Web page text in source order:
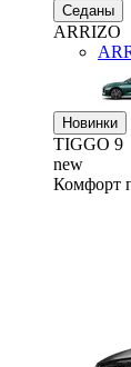
Седаны
ARRIZO
Новинки
TIGGO 9
new
Комфорт